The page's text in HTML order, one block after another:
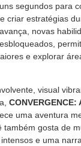
segundos para
criar estratégias
novas
e explorar
visual
uma aventura
também gosta de
e uma